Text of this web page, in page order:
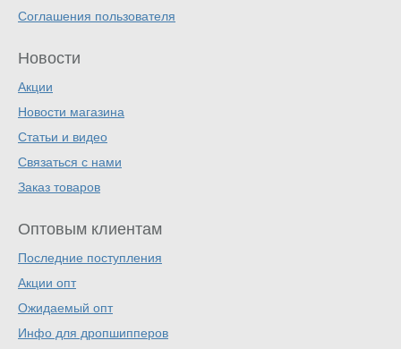
Соглашения пользователя
Новости
Акции
Новости магазина
Статьи и видео
Связаться с нами
Заказ товаров
Оптовым клиентам
Последние поступления
Акции опт
Ожидаемый опт
Инфо для дропшипперов